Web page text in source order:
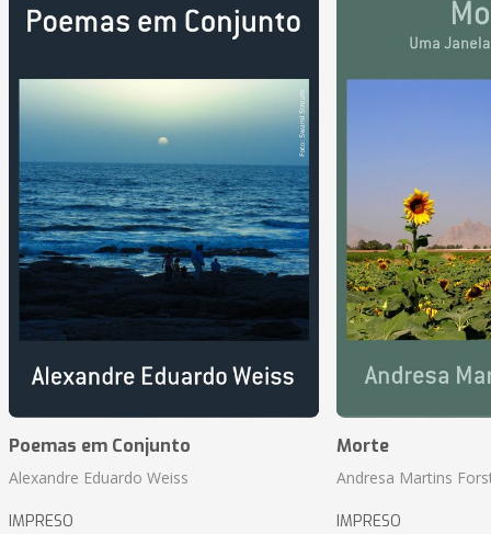
Poemas em Conjunto
Alexandre Eduardo Weiss
IMPRESO
Morte
Andresa Martins
IMPRESO